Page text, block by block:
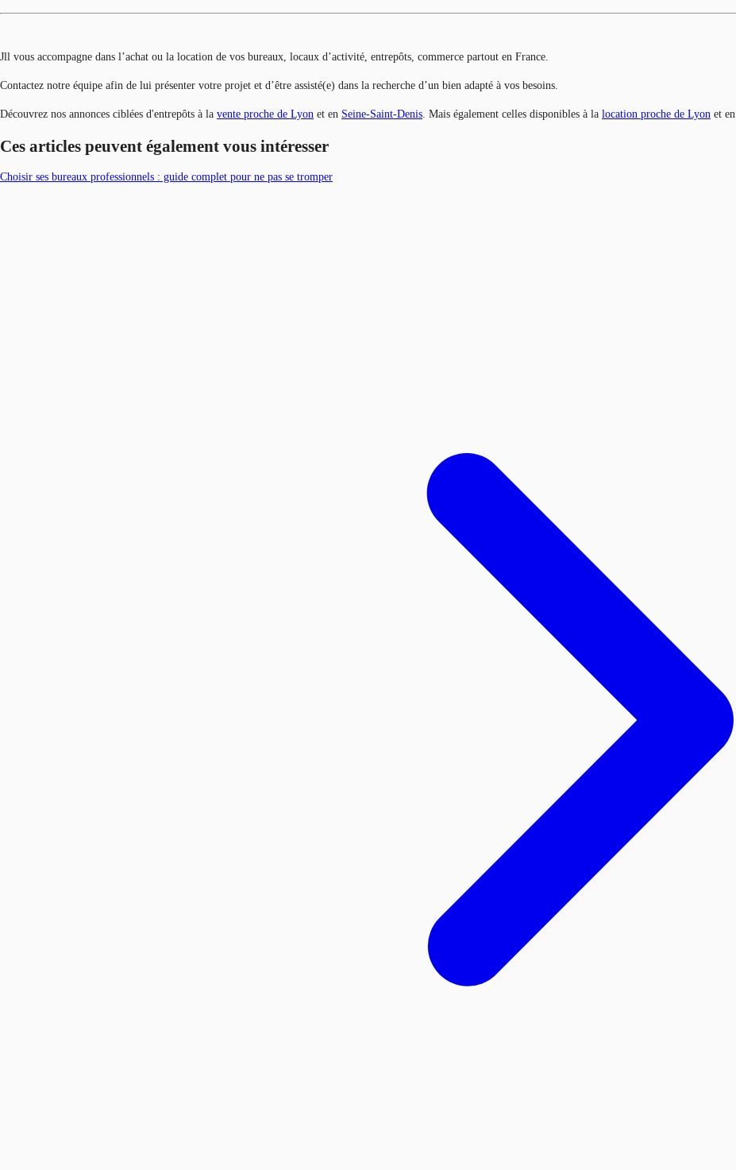
Jll vous accompagne dans l’achat ou la location de vos bureaux, locaux d’activité, entrepôts, commerce partout en France.
Contactez notre équipe afin de lui présenter votre projet et d’être assisté(e) dans la recherche d’un bien adapté à vos besoins.
Découvrez nos annonces ciblées d'entrepôts à la vente proche de Lyon et en Seine-Saint-Denis. Mais également celles disponibles à la location proche de Lyon et en
Ces articles peuvent également vous intéresser
Choisir ses bureaux professionnels : guide complet pour ne pas se tromper